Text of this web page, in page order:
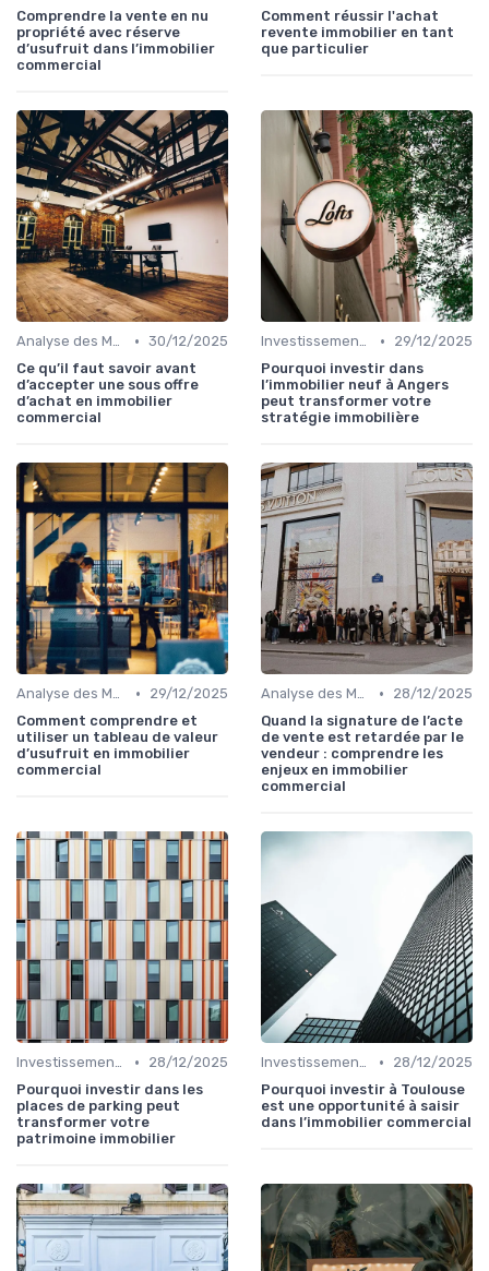
Comprendre la vente en nu
propriété avec réserve
d’usufruit dans l’immobilier
commercial
Comment réussir l'achat
revente immobilier en tant
que particulier
Analyse des Marchés Locaux et Globaux • 30/12/2025
Ce qu’il faut savoir avant
d’accepter une sous offre
d’achat en immobilier
commercial
Investissements Immobiliers Stratégiques •
29/12/2025
Pourquoi investir dans
l’immobilier neuf à Angers
peut transformer votre
stratégie immobilière
Analyse des Marchés Locaux et Globaux •
29/12/2025
Comment comprendre et
utiliser un tableau de valeur
d’usufruit en immobilier
commercial
Analyse des Marchés Locaux et Globaux •
28/12/2025
Quand la signature de l’acte
de vente est retardée par le
vendeur : comprendre les
enjeux en immobilier
commercial
Investissements Immobiliers Stratégiques •
28/12/2025
Pourquoi investir dans les
places de parking peut
transformer votre
patrimoine immobilier
Investissements Immobiliers Stratégiques •
28/12/2025
Pourquoi investir à Toulouse
est une opportunité à saisir
dans l’immobilier commercial